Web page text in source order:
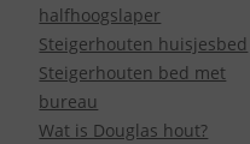
halfhoogslaper
Steigerhouten huisjesbed
Steigerhouten bed met
bureau
Wat is Douglas hout?